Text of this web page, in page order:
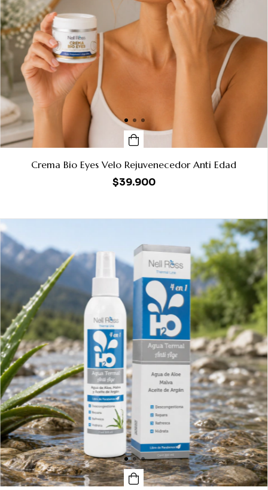
Crema Bio Eyes Velo Rejuvenecedor Anti Edad
$39.900